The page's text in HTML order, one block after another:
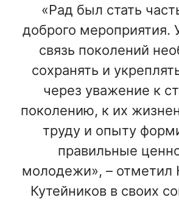
«Рад был стать
доброго мероприятия.
связь поколений
сохранять и
через уважение к
поколению, к их
труду и опыту
правильные
молодежи», – отметил
Кутейников в своих